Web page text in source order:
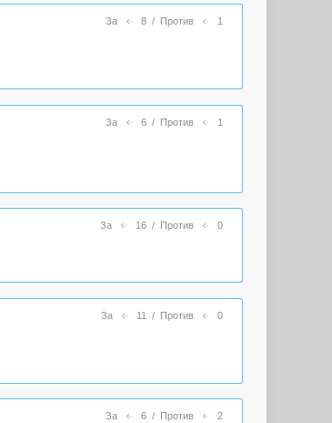
За 8/ Против 1
За 6/ Против 1
За 16/ Против 0
За 11 / Против 0
За 6/ Против 2